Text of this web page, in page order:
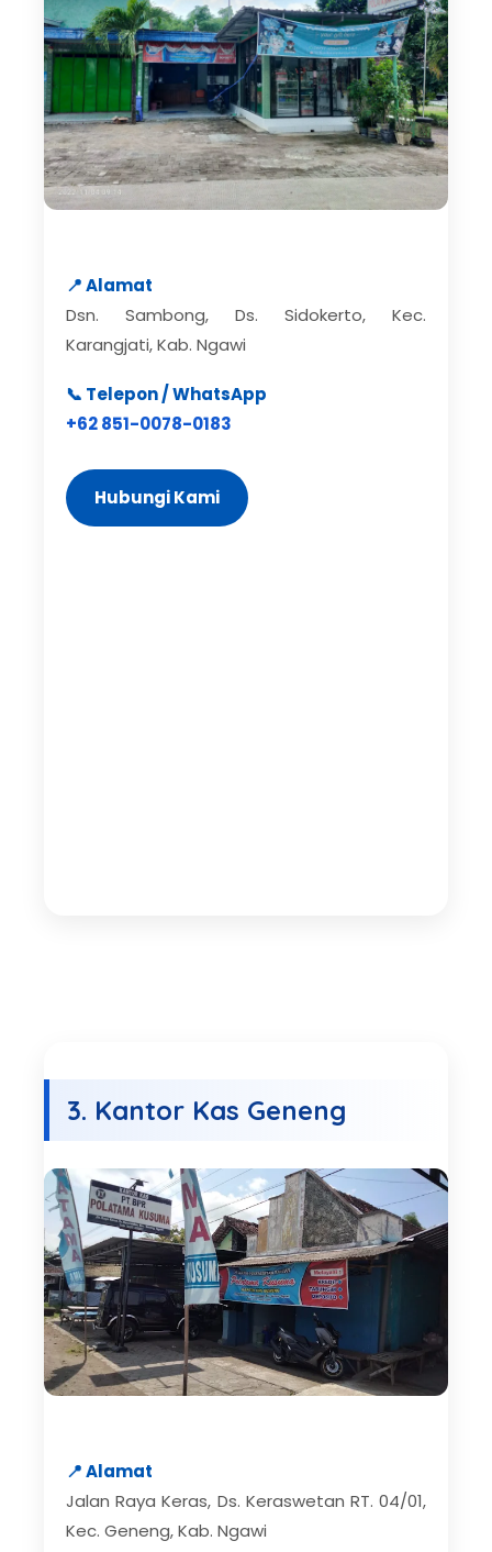
📍 Alamat
Dsn. Sambong, Ds. Sidokerto, Kec.
Karangjati, Kab. Ngawi
📞 Telepon / WhatsApp
+62 851-0078-0183
Hubungi Kami
3. Kantor Kas Geneng
📍 Alamat
Jalan Raya Keras, Ds. Keraswetan RT. 04/01,
Kec. Geneng, Kab. Ngawi